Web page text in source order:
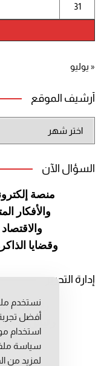
31
« يوليو
أرشيف الموقع
الموقع
السؤال الآن
منصة
والأفكار
وقضايا
إدارة التحرير
رئيس
رئيس
نستخدم
أفضل
استخدام
سياسة
لمزيد من